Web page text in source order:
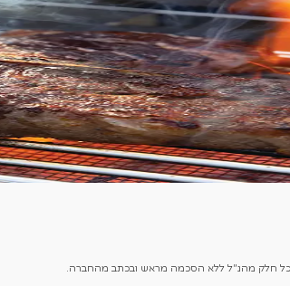
כל חלק מהנ"ל ללא הסכמה מראש ובכתב מהחברה.